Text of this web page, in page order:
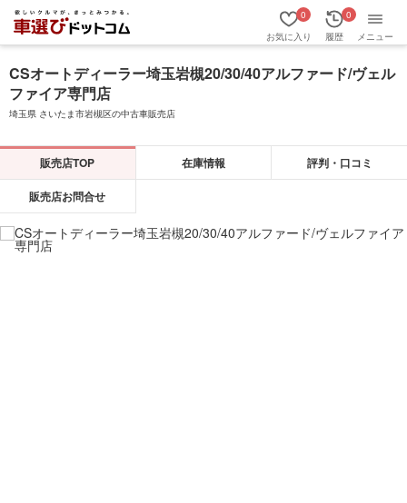
お気に入り
0
履歴
0
メニュー
CSオートディーラー埼玉岩槻20/30/40アルファード/ヴェル
ファイア専門店
埼玉県 さいたま市岩槻区の中古車販売店
販売店TOP 在庫情報 評判・口コミ
販売店お問合せ